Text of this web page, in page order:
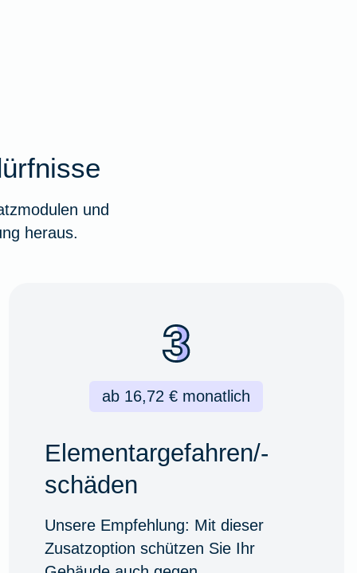
und
heraus.
ab 16,72 € monatlich
Elementargefahren/-
schäden
Unsere Empfehlung: Mit dieser
Zusatzoption schützen Sie Ihr